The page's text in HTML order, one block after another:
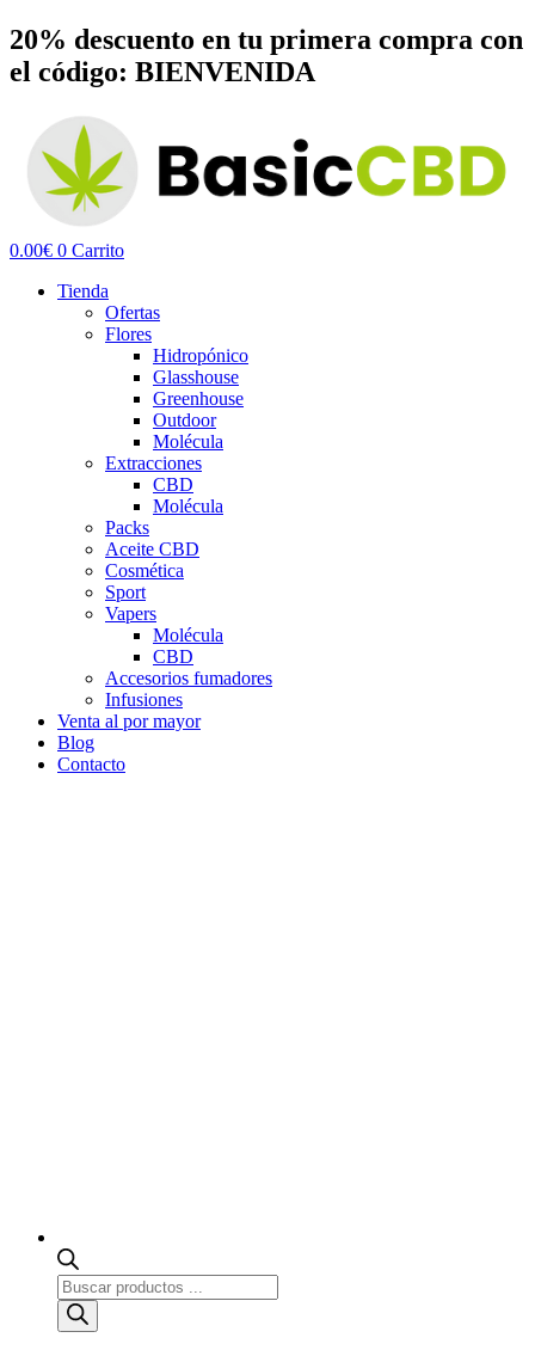
Ir
al
contenido
20% descuento en tu primera compra con
el código: BIENVENIDA
0.00€ 0 Carrito
Tienda
Ofertas
Flores
Hidropónico
Glasshouse
Greenhouse
Outdoor
Molécula
Extracciones
CBD
Molécula
Packs
Aceite CBD
Cosmética
Sport
Vapers
Molécula
CBD
Accesorios fumadores
Infusiones
Venta al por mayor
Blog
Contacto
Búsqueda
de
productos